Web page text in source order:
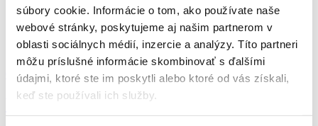
súbory cookie. Informácie o tom, ako používate naše
webové stránky, poskytujeme aj našim partnerom v
oblasti sociálnych médií, inzercie a analýzy. Títo partneri
môžu príslušné informácie skombinovať s ďalšími
údajmi, ktoré ste im poskytli alebo ktoré od vás získali,
keď ste používali ich služby.
05.08.2026
Vodič / parkovanie aut